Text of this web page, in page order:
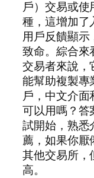
戶）交易或使
種，這增加了
用戶反饋顯
致命。綜合來
交易者來說，
能幫助複製專
戶，中文介面
可以用嗎？答
試開始，熟悉
薦，如果你厭
其他交易所，
高。